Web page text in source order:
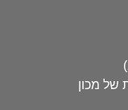
של מכון